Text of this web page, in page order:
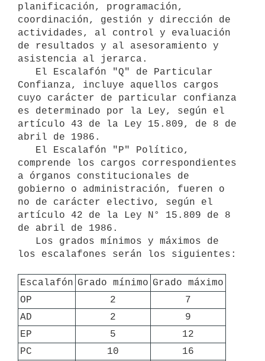
planificación, programación,
coordinación, gestión y dirección de
actividades, al control y evaluación
de resultados y al asesoramiento y
asistencia al jerarca.
Confianza, incluye aquellos cargos
cuyo carácter de particular confianza
es determinado por la Ley, según el
artículo 43 de la Ley 15.809, de 8 de
abril de 1986.
comprende los cargos correspondientes
a órganos constitucionales de
gobierno o administración, fueren o
no de carácter electivo, según el
artículo 42 de la Ley N° 15.809 de 8
de abril de 1986.
los escalafones serán los siguientes:
Escalafón Grado mínimo Grado máximo
OP
2
7
AD
2
9
EP
5
12
PC
10
16